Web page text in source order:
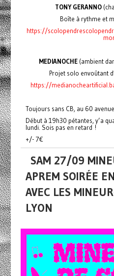
TONY GERANNO
Boîte à rythme et
https://
MEDIANOCHE (ambient
Projet solo envoûtant
https://
Toujours sans CB, au 60
Début à 19h30 pétantes, y’a
lundi. Sois pas en retard !
+/- 7€
SAM 27/09
APREM SOIRÉE
AVEC LES
LYON